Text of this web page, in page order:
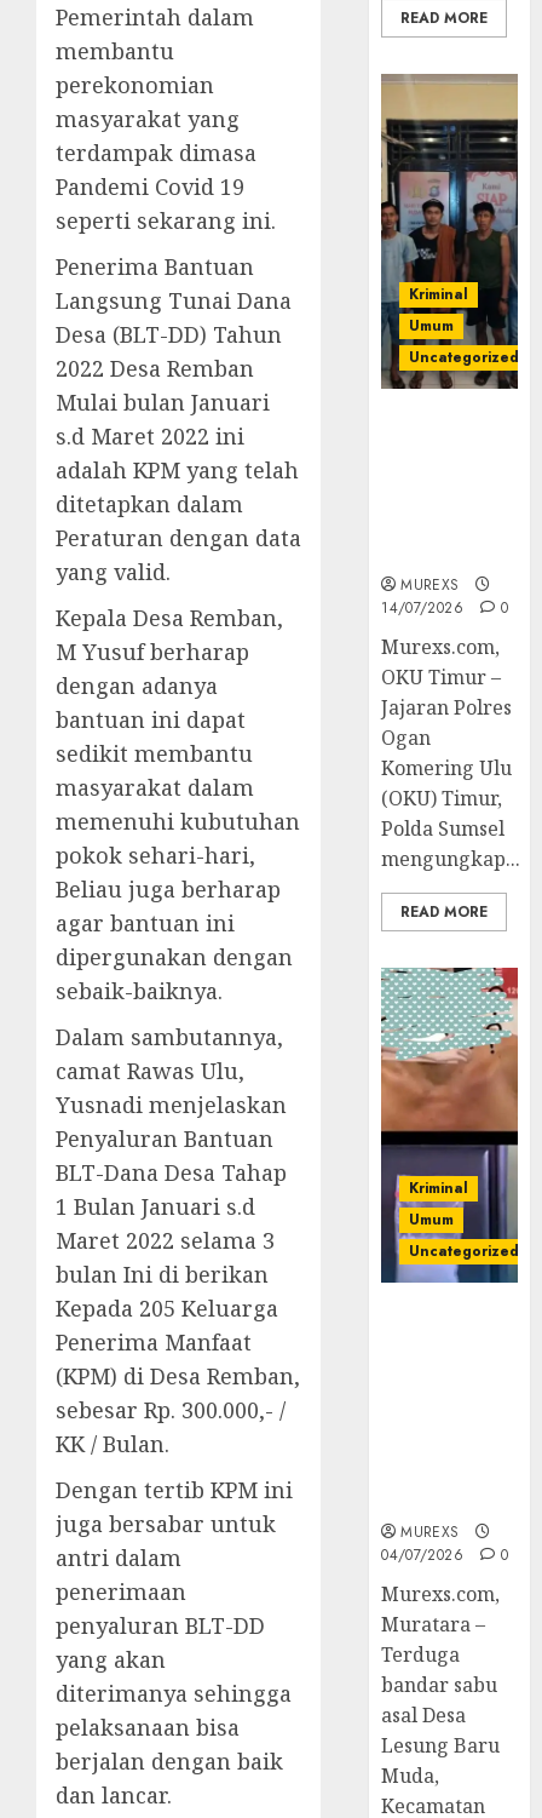
Pemerintah dalam
membantu
perekonomian
masyarakat yang
terdampak dimasa
Pandemi Covid 19
seperti sekarang ini.
Penerima Bantuan
Langsung Tunai Dana
Desa (BLT-DD) Tahun
2022 Desa Remban
Mulai bulan Januari
s.d Maret 2022 ini
adalah KPM yang telah
ditetapkan dalam
Peraturan dengan data
yang valid.
Kepala Desa Remban,
M Yusuf berharap
dengan adanya
bantuan ini dapat
sedikit membantu
masyarakat dalam
memenuhi kubutuhan
pokok sehari-hari,
Beliau juga berharap
agar bantuan ini
dipergunakan dengan
sebaik-baiknya.
Dalam sambutannya,
camat Rawas Ulu,
Yusnadi menjelaskan
Penyaluran Bantuan
BLT-Dana Desa Tahap
1 Bulan Januari s.d
Maret 2022 selama 3
bulan Ini di berikan
Kepada 205 Keluarga
Penerima Manfaat
(KPM) di Desa Remban,
sebesar Rp. 300.000,- /
KK / Bulan.
Dengan tertib KPM ini
juga bersabar untuk
antri dalam
penerimaan
penyaluran BLT-DD
yang akan
diterimanya sehingga
pelaksanaan bisa
berjalan dengan baik
dan lancar.
READ MORE
Kriminal
Umum
Uncategorized
MUREXS
14/07/2026
0
Murexs.com,
OKU Timur –
Jajaran Polres
Ogan
Komering Ulu
(OKU) Timur,
Polda Sumsel
mengungkap...
READ MORE
Kriminal
Umum
Uncategorized
MUREXS
04/07/2026
0
Murexs.com,
Muratara –
Terduga
bandar sabu
asal Desa
Lesung Baru
Muda,
Kecamatan